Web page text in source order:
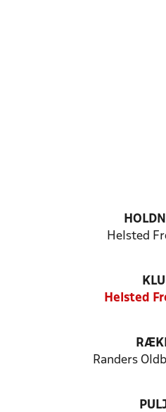
Helsted
Helsted
Randers